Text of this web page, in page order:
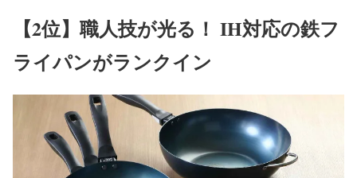
【2位】職人技が光る！ IH対応の鉄フ
ライパンがランクイン